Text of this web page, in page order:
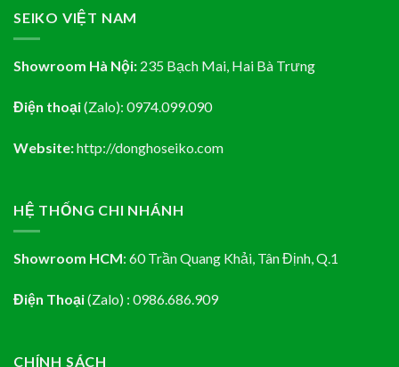
SEIKO VIỆT NAM
Showroom Hà Nội: 235 Bạch Mai, Hai Bà Trưng
Điện thoại(Zalo): 0974.099.090
Website:http://donghoseiko.com
HỆ THỐNG CHI NHÁNH
Showroom HCM: 60 Trần Quang Khải, Tân Định, Q.1
Điện Thoại(Zalo) : 0986.686.909
CHÍNH SÁCH